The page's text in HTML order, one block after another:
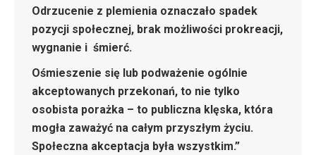
Odrzucenie z plemienia oznaczało spadek
pozycji społecznej, brak możliwości prokreacji,
wygnanie i śmierć.
Ośmieszenie się lub podważenie ogólnie
akceptowanych przekonań, to nie tylko
osobista porażka – to publiczna klęska, która
mogła zaważyć na całym przyszłym życiu.
Społeczna akceptacja była wszystkim.”